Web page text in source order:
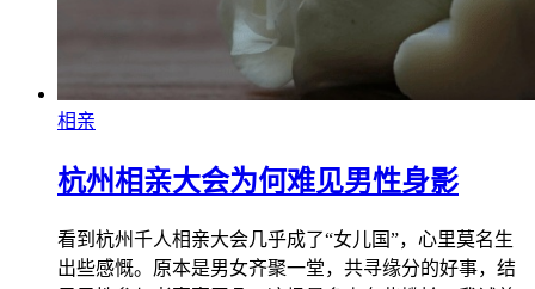
相亲
杭州相亲大会为何难见男性身影
看到杭州千人相亲大会几乎成了“女儿国”，心里莫名生
出些感慨。原本是男女齐聚一堂，共寻缘分的好事，结